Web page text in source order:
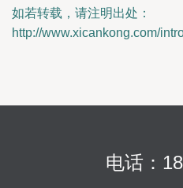
如若转载，请注明出处：
http://www.xicankong.com/
电话：